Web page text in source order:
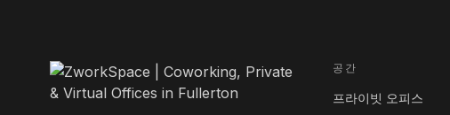
공간
프라이빗 오피스